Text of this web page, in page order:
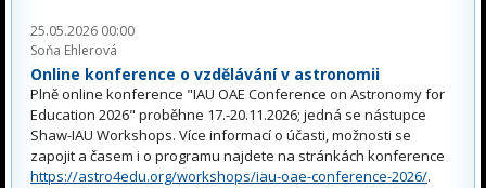
25.05.2026 00:00
Soňa Ehlerová
Online konference o vzdělávání v astronomii
Plně online konference "IAU OAE Conference on Astronomy for
Education 2026" proběhne 17.-20.11.2026; jedná se nástupce
Shaw-IAU Workshops. Více informací o účasti, možnosti se
zapojit a časem i o programu najdete na stránkách konference
https://astro4edu.org/workshops/iau-oae-conference-2026/.